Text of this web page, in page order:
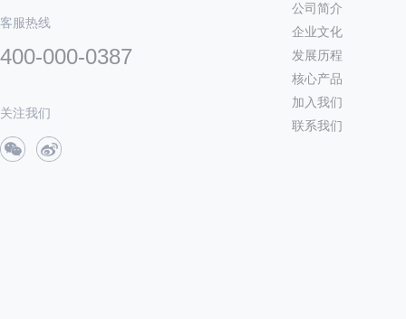
客服热线
400-000-0387
关注我们
公司简介
企业文化
发展历程
核心产品
加入我们
联系我们